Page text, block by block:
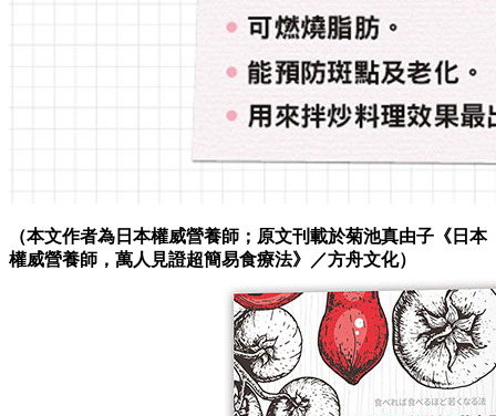
（本文作者為日本權威營養師；原文刊載於菊池真由子《日本
權威營養師，萬人見證超簡易食療法》／方舟文化）